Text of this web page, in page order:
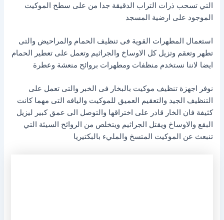
التي تسحب ذرات التراب الدقيقة جدا من على سطح الموكيت
الموجود على ارضية المسجد
استعمال المطهرات القوية فى تنظيف الحمام والمراحيض والتى
تطهر وتعقم وتزيل كل الاوساخ والجراثيم وتعمل على تعطير الحمام
ايضا لاننا نستخدم منظفات ومطهرات بروائح منعشة وعطرة
نوفر اجهزة تنظيف موكيت بالبخار فى الخبر والتى تعمل على
التنظيف الجيد والتعقيم العميق للموكيت واليافه التى مهما كانت
كثيفة فان الخار قادر على اختراقها والتوصل الى عمق كبير ليزيل
البقع والاوساخ ويقتل الجراثيم ويتخلص من الروائح السيئة التي
تنبعث عن الموكيت المتسخ والمليء بالبكتيريا